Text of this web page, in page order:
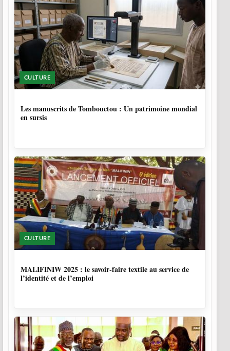
CULTURE
Les manuscrits de Tombouctou : Un patrimoine mondial
en sursis
CULTURE
MALIFINIW 2025 : le savoir-faire textile au service de
l’identité et de l’emploi